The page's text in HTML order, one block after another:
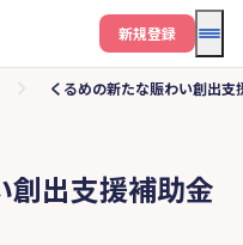
メ
新規登録
くるめの新たな賑わい創出
創出支援補助金